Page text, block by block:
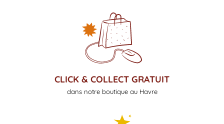
CLICK & COLLECT GRATUIT
dans notre boutique au Havre